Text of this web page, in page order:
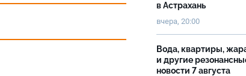
в Астрахань
вчера, 20:00
Вода, квартиры,
и другие
новости 7 августа